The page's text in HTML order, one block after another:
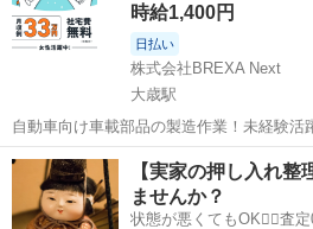
時給1,400円
日払い
株式会社BREXA Next
大歳駅
自動車向け車載部品の製造作業！未経験
中！友達同士での応募OK！備品付きワン
社負担！生活支援物資事前対応可◎格安食
♪《山口県山口市》 人気の工...
山口 山口市 大歳駅 その他
【実家の押し入れ整
ませんか？
状態が悪くてもOK🙆‍♀️査